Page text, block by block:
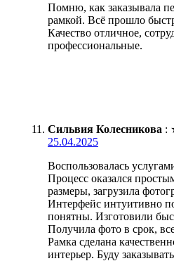
Помню, как заказывала
рамкой. Всё прошло
Качество отличное,
профессиональные.
Сильвия Колесникова :
25.04.2025
Воспользовалась
Процесс оказался
размеры, загрузила
Интерфейс интуитивно
понятны. Изготовили
Получила фото в срок,
Рамка сделана
интерьер. Буду